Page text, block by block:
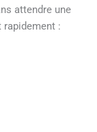
attendre une
: